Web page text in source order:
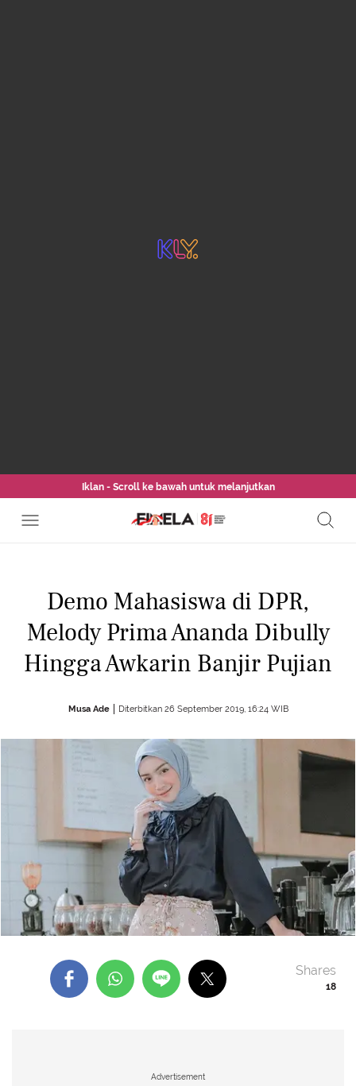
Iklan - Scroll ke bawah untuk melanjutkan
Demo Mahasiswa di DPR,
Melody Prima Ananda Dibully
Hingga Awkarin Banjir Pujian
Musa Ade Diterbitkan 26 September 2019, 16:24 WIB
18
Shares
Advertisement